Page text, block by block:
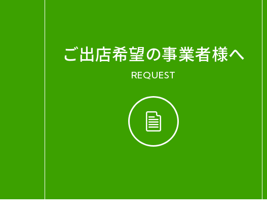
ご出店希望の事業者様へ
REQUEST